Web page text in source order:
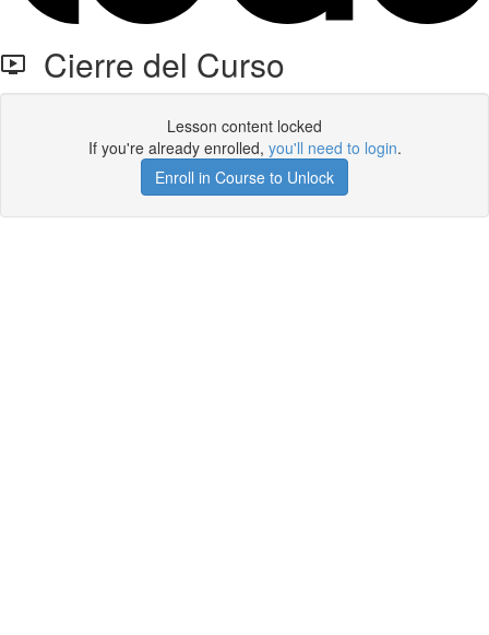
Cierre del Curso
Lesson content locked
If you're already enrolled, you'll need to login.
Enroll in Course to Unlock